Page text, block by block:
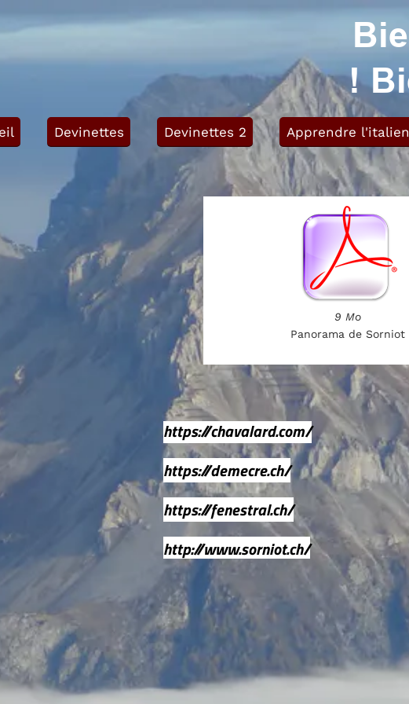
Devinettes Devinettes 2 Apprendre l'italien
!
9 Mo
Panorama de Sorniot
https://chavalard.com/
https://demecre.ch/
https://fenestral.ch/
http://www.sorniot.ch/